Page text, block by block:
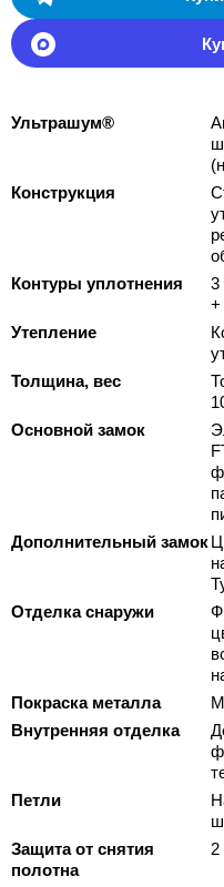
Ультрашум®
Конструкция
Контуры уплотнения
3
+
Утепление
Толщина, вес
Основной замок
Дополнительный замок
Отделка снаружи
Покраска металла
Внутренняя отделка
Петли
Защита от снятия
полотна
2